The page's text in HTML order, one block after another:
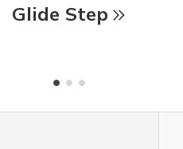
Glide Step